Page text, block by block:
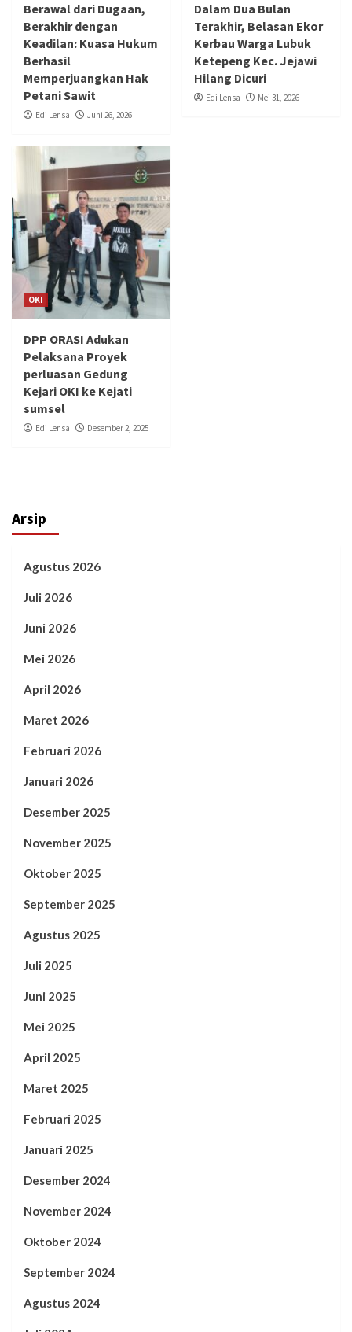
Berawal dari Dugaan,
Berakhir dengan
Keadilan: Kuasa Hukum
Berhasil
Memperjuangkan Hak
Petani Sawit
Edi Lensa Juni 26, 2026
Dalam Dua Bulan
Terakhir, Belasan Ekor
Kerbau Warga Lubuk
Ketepeng Kec. Jejawi
Hilang Dicuri
Edi Lensa Mei 31, 2026
OKI
DPP ORASI Adukan
Pelaksana Proyek
perluasan Gedung
Kejari OKI ke Kejati
sumsel
Edi Lensa Desember 2, 2025
Arsip
Agustus 2026
Juli 2026
Juni 2026
Mei 2026
April 2026
Maret 2026
Februari 2026
Januari 2026
Desember 2025
November 2025
Oktober 2025
September 2025
Agustus 2025
Juli 2025
Juni 2025
Mei 2025
April 2025
Maret 2025
Februari 2025
Januari 2025
Desember 2024
November 2024
Oktober 2024
September 2024
Agustus 2024